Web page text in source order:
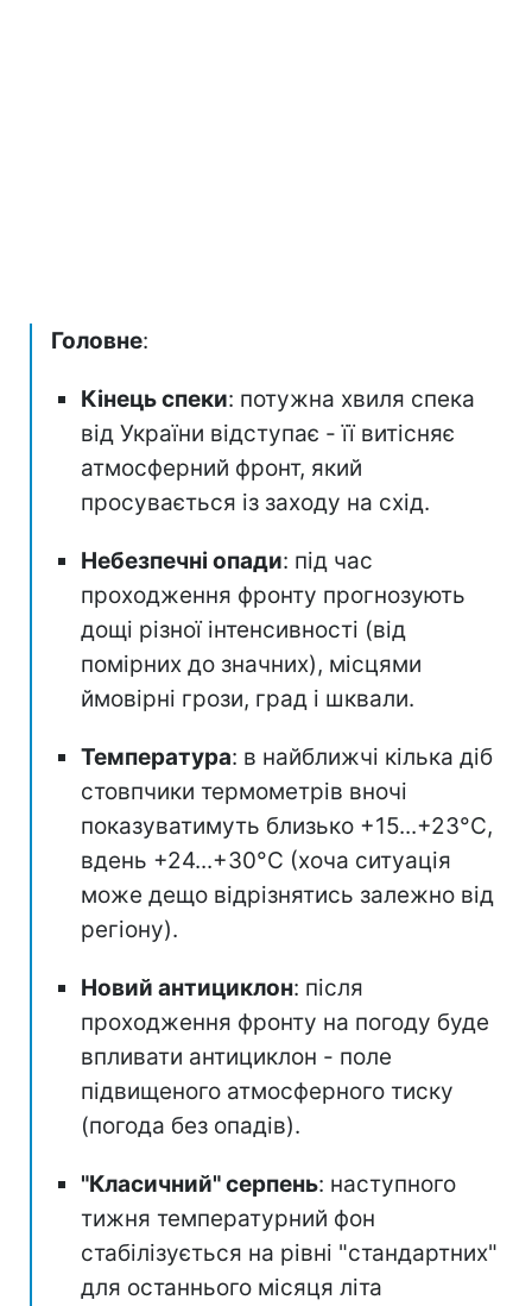
Головне:
Кінець спеки: потужна хвиля спека
від України відступає - її витісняє
атмосферний фронт, який
просувається із заходу на схід.
Небезпечні опади: під час
проходження фронту прогнозують
дощі різної інтенсивності (від
помірних до значних), місцями
ймовірні грози, град і шквали.
Температура: в найближчі кілька діб
стовпчики термометрів вночі
показуватимуть близько +15...+23°С,
вдень +24...+30°C (хоча ситуація
може дещо відрізнятись залежно від
регіону).
Новий антициклон: після
проходження фронту на погоду буде
впливати антициклон - поле
підвищеного атмосферного тиску
(погода без опадів).
"Класичний" серпень: наступного
тижня температурний фон
стабілізується на рівні "стандартних"
для останнього місяця літа